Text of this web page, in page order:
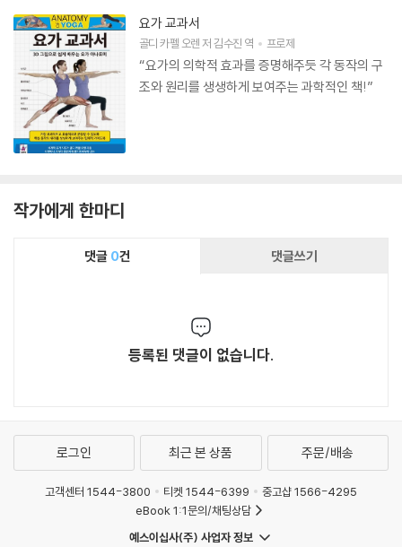
요가 교과서
골디 카펠 오렌저김수진 역 프로제
“요가의 의학적 효과를 증명해주듯 각 동작의 구
조와 원리를 생생하게 보여주는 과학적인 책!”
작가에게 한마디
댓글 0건 댓글쓰기
등록된 댓글이 없습니다.
로그인 최근 본 상품 주문/배송
고객센터 1544-3800 티켓 1544-6399
중고샵 1566-4295
eBook 1:1문의/채팅상담
예스이십사(주) 사업자 정보